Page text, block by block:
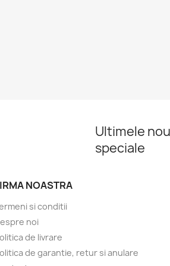
Ultimele
speciale
NOASTRA
si conditii
noi
de livrare
de garantie, retur si anulare